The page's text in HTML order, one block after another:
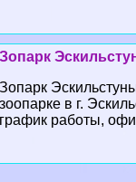
Зопарк
Зопарк
зоопарке в г.
график работы,